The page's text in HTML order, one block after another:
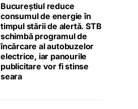
Bucureștiul reduce
consumul de energie în
timpul stării de alertă. STB
schimbă programul de
încărcare al autobuzelor
electrice, iar panourile
publicitare vor fi stinse
seara